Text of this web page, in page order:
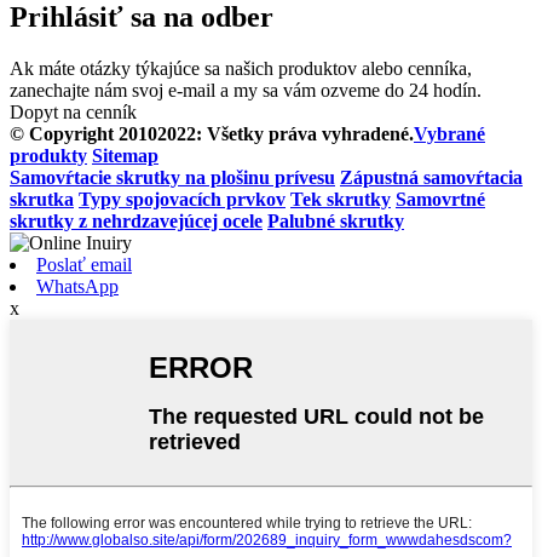
Prihlásiť sa na odber
Ak máte otázky týkajúce sa našich produktov alebo cenníka,
zanechajte nám svoj e-mail a my sa vám ozveme do 24 hodín.
Dopyt na cenník
© Copyright 20102022: Všetky práva vyhradené.Vybrané
produkty Sitemap
Samovŕtacie skrutky na plošinu prívesu Zápustná samovŕtacia
skrutka Typy spojovacích prvkov Tek skrutky Samovrtné
skrutky z nehrdzavejúcej ocele Palubné skrutky
Poslať email
WhatsApp
x